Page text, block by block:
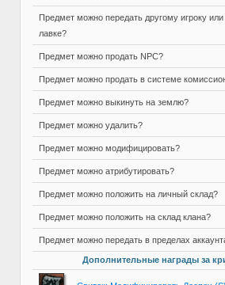
Предмет можно передать другому игроку
лавке?
Предмет можно продать NPC?
Предмет можно продать в системе
Предмет можно выкинуть на землю?
Предмет можно удалить?
Предмет можно модифицировать?
Предмет можно атрибутировать?
Предмет можно положить на личный склад?
Предмет можно положить на склад клана?
Предмет можно передать в пределах
Дополнительные награды за